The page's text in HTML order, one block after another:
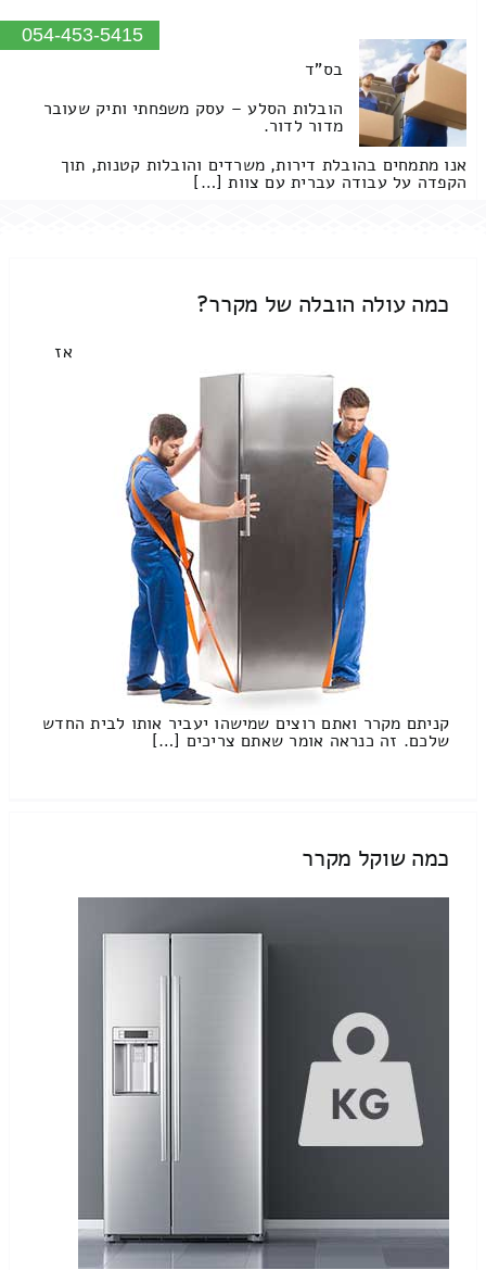
054-453-5415
בס"ד
הובלות הסלע – עסק משפחתי ותיק שעובר
מדור לדור.
אנו מתמחים בהובלת דירות, משרדים והובלות קטנות, תוך
הקפדה על עבודה עברית עם צוות […]
כמה עולה הובלה של מקרר?
אז
קניתם מקרר ואתם רוצים שמישהו יעביר אותו לבית החדש
שלכם. זה כנראה אומר שאתם צריכים […]
כמה שוקל מקרר